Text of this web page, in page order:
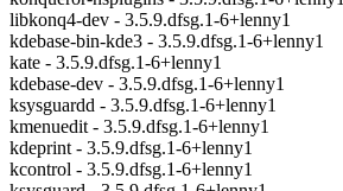
libkonq4-dev - 3.5.9.dfsg.1-6+lenny1
kdebase-bin-kde3 - 3.5.9.dfsg.1-6+lenny1
kate - 3.5.9.dfsg.1-6+lenny1
kdebase-dev - 3.5.9.dfsg.1-6+lenny1
ksysguardd - 3.5.9.dfsg.1-6+lenny1
kmenuedit - 3.5.9.dfsg.1-6+lenny1
kdeprint - 3.5.9.dfsg.1-6+lenny1
kcontrol - 3.5.9.dfsg.1-6+lenny1